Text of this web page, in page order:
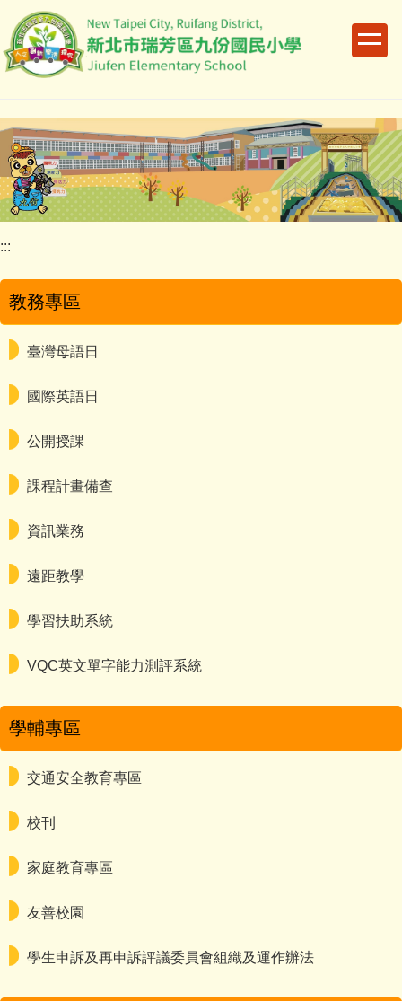
到
主
容
區
:::
教務專區
臺灣母語日
國際英語日
公開授課
課程計畫備查
資訊業務
遠距教學
學習扶助系統
VQC英文單字能力測評系統
學輔專區
交通安全教育專區
校刊
家庭教育專區
友善校園
學生申訴及再申訴評議委員會組織及運作辦法